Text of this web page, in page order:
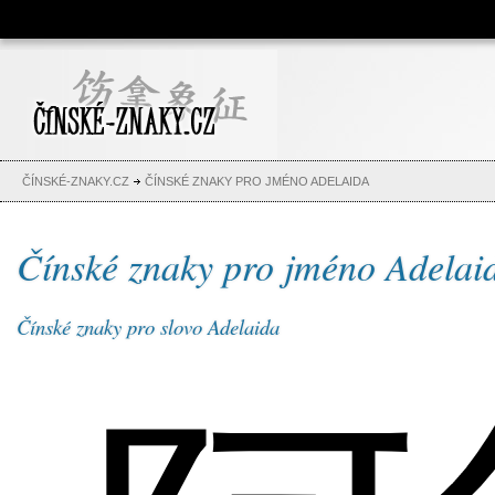
Čínské znaky, česko-čínský
slovník, abeceda, jména,
tetování
ČÍNSKÉ-ZNAKY.CZ ČÍNSKÉ ZNAKY PRO JMÉNO ADELAIDA
Čínské znaky pro jméno
Čínské znaky pro slovo Adelaida